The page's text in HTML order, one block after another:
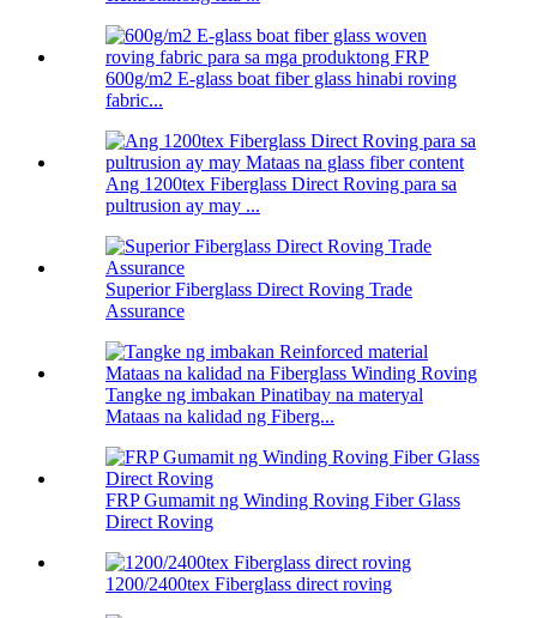
600g/m2 E-glass boat fiber glass hinabi roving
fabric...
Ang 1200tex Fiberglass Direct Roving para sa
pultrusion ay may ...
Superior Fiberglass Direct Roving Trade
Assurance
Tangke ng imbakan Pinatibay na materyal
Mataas na kalidad ng Fiberg...
FRP Gumamit ng Winding Roving Fiber Glass
Direct Roving
1200/2400tex Fiberglass direct roving